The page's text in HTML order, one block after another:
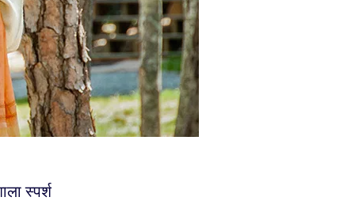
स्पर्श